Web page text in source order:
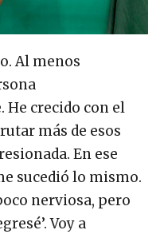
Al menos
crecido con el
más de esos
En ese
sucedió lo mismo.
nerviosa, pero
Voy a